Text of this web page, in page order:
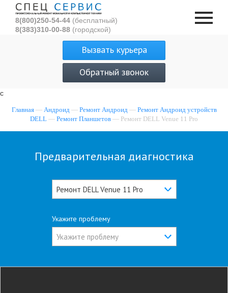
с
8(800)250-54-44 (бесплатный)
8(383)310-00-88 (городской)
Вызвать курьера
Обратный звонок
Главная— Андроид — Ремонт Андроид — Ремонт Андроид устройств
DELL — Ремонт Планшетов — Ремонт DELL Venue 11 Pro
Предварительная диагностика
Ремонт DELL Venue 11 Pro
Укажите проблему
Укажите проблему